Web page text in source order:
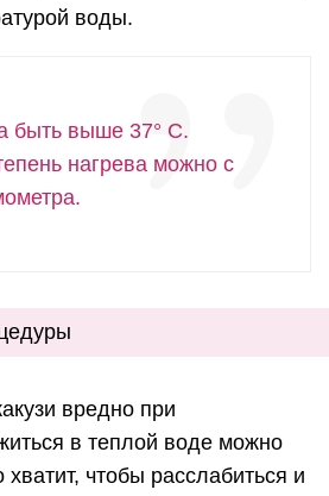
воды.
быть выше 37° С.
нагрева можно с
вредно при
в теплой воде можно
хватит, чтобы расслабиться и